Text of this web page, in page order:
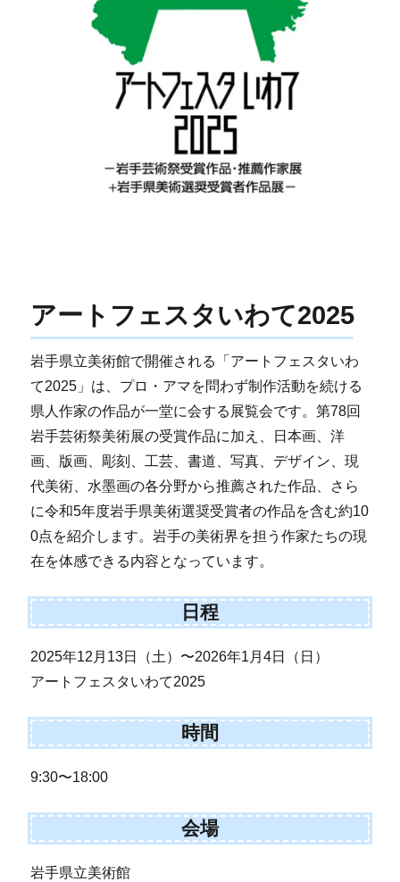
アートフェスタいわて2025
岩手県立美術館で開催される「アートフェスタいわ
て2025」は、プロ・アマを問わず制作活動を続ける
県人作家の作品が一堂に会する展覧会です。第78回
岩手芸術祭美術展の受賞作品に加え、日本画、洋
画、版画、彫刻、工芸、書道、写真、デザイン、現
代美術、水墨画の各分野から推薦された作品、さら
に令和5年度岩手県美術選奨受賞者の作品を含む約10
0点を紹介します。岩手の美術界を担う作家たちの現
在を体感できる内容となっています。
日程
2025年12月13日（土）〜2026年1月4日（日）
アートフェスタいわて2025
時間
9:30〜18:00
会場
岩手県立美術館